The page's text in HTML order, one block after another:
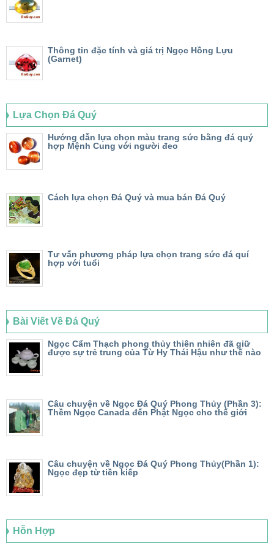
Thông tin đặc tính và giá trị Ngọc Hồng Lựu
(Garnet)
Lựa Chọn Đá Quý
Hướng dẫn lựa chọn màu trang sức bằng đá quý
hợp Mệnh Cung với người đeo
Cách lựa chọn Đá Quý và mua bán Đá Quý
Tư vấn phương pháp lựa chọn trang sức đá quí
hợp với tuổi
Bài Viết Về Đá Quý
Ngọc Cẩm Thạch phong thủy thiên nhiên đã giữ
được sự trẻ trung của Từ Hy Thái Hậu như thế nào
Câu chuyện về Ngọc Đá Quý Phong Thủy (Phần 3):
Thềm Ngọc Canada đến Phật Ngọc cho thế giới
Câu chuyện về Ngọc Đá Quý Phong Thủy(Phần 1):
Ngọc đẹp từ tiền kiếp
Hỗn Hợp